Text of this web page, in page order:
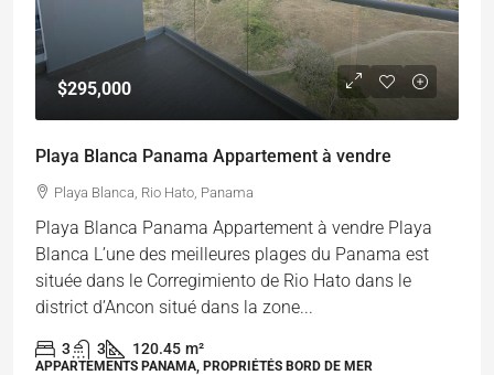
$295,000
Playa Blanca Panama Appartement à vendre
Playa Blanca, Rio Hato, Panama
Playa Blanca Panama Appartement à vendre Playa
Blanca L’une des meilleures plages du Panama est
située dans le Corregimiento de Rio Hato dans le
district d’Ancon situé dans la zone...
3 3 120.45 m²
APPARTEMENTS PANAMA, PROPRIÉTÉS BORD DE MER